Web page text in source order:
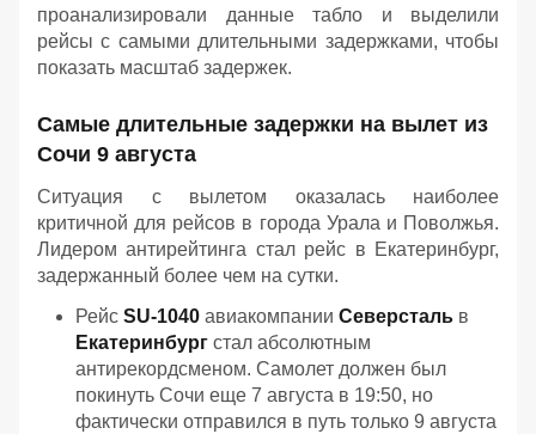
проанализировали данные табло и выделили
рейсы с самыми длительными задержками, чтобы
показать масштаб задержек.
Самые длительные задержки на вылет из
Сочи 9 августа
Ситуация с вылетом оказалась наиболее
критичной для рейсов в города Урала и Поволжья.
Лидером антирейтинга стал рейс в Екатеринбург,
задержанный более чем на сутки.
Рейс SU-1040 авиакомпании Северсталь в
Екатеринбург стал абсолютным
антирекордсменом. Самолет должен был
покинуть Сочи еще 7 августа в 19:50, но
фактически отправился в путь только 9 августа